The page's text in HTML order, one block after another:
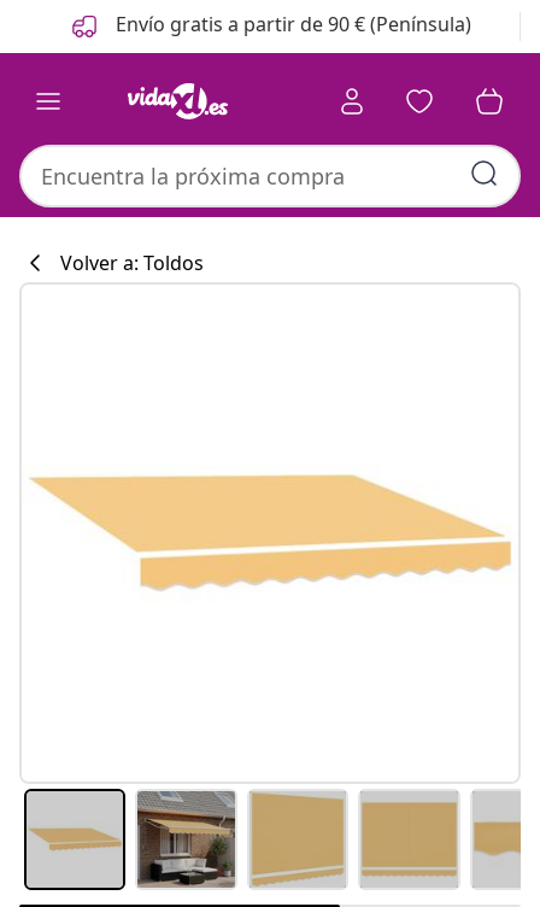
Anterior
Siguiente Envío gratis a partir de 90 € (Península)
Volver a: Toldos